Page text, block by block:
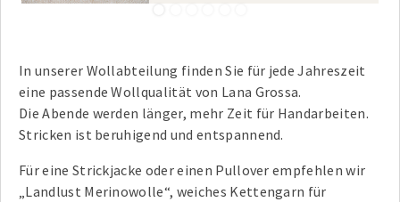
In unserer Wollabteilung finden Sie für jede Jahreszeit
eine passende Wollqualität von Lana Grossa.
Die Abende werden länger, mehr Zeit für Handarbeiten.
Stricken ist beruhigend und entspannend.
Für eine Strickjacke oder einen Pullover empfehlen wir
„Landlust Merinowolle“, weiches Kettengarn für